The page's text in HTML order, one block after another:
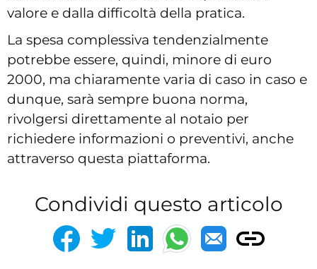
valore e dalla difficoltà della pratica.
La spesa complessiva tendenzialmente
potrebbe essere, quindi, minore di euro
2000, ma chiaramente varia di caso in caso e
dunque, sarà sempre buona norma,
rivolgersi direttamente al notaio per
richiedere informazioni o preventivi, anche
attraverso questa piattaforma.
Condividi questo articolo